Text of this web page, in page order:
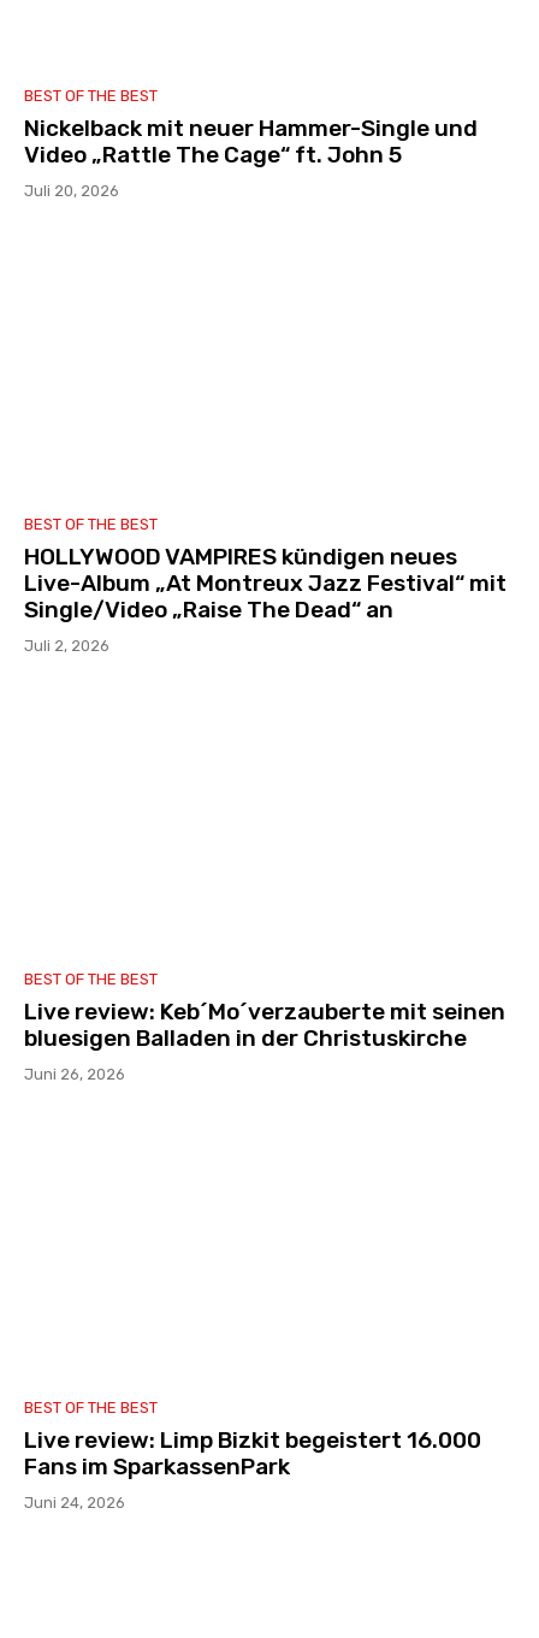
BEST OF THE BEST
Nickelback mit neuer Hammer-Single und
Video „Rattle The Cage“ ft. John 5
Juli 20, 2026
BEST OF THE BEST
HOLLYWOOD VAMPIRES kündigen neues
Live-Album „At Montreux Jazz Festival“ mit
Single/Video „Raise The Dead“ an
Juli 2, 2026
BEST OF THE BEST
Live review: Keb´Mo´verzauberte mit seinen
bluesigen Balladen in der Christuskirche
Juni 26, 2026
BEST OF THE BEST
Live review: Limp Bizkit begeistert 16.000
Fans im SparkassenPark
Juni 24, 2026